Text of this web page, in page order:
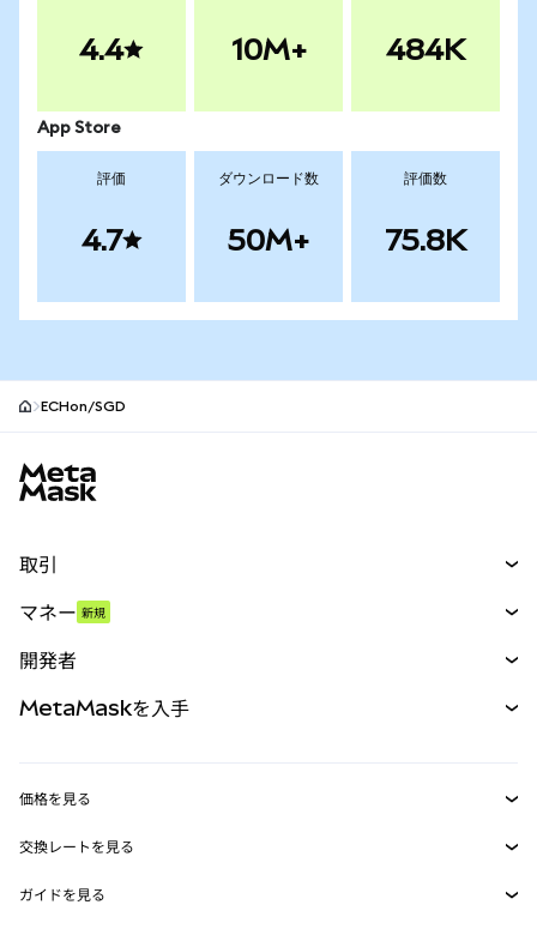
4.4 10M+ 484K
App Store
評価
4.7
ダウンロード数
50M+
評価数
75.8K
ECHon/SGD
取引
パーペチュアル
RWA
マネー 新規
開発者
MetaMask Connect
Snaps
MetaMaskを入手
セキュリティ
価格を見る
イーサリアムの価格
Solanaの価格
交換レートを見る
ETH→USD
ガイドを見る